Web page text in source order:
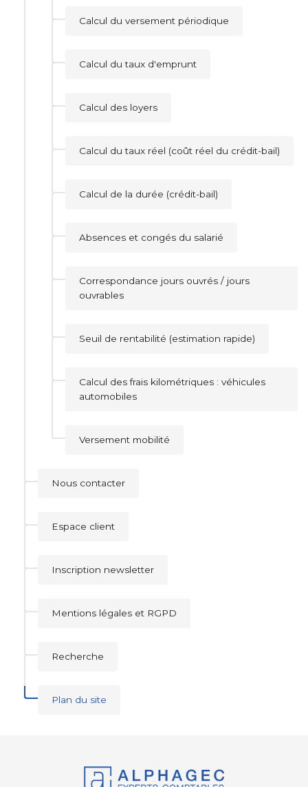
Calcul du versement périodique
Calcul du taux d'emprunt
Calcul des loyers
Calcul du taux réel (coût réel du crédit-bail)
Calcul de la durée (crédit-bail)
Absences et congés du salarié
Correspondance jours ouvrés / jours
ouvrables
Seuil de rentabilité (estimation rapide)
Calcul des frais kilométriques : véhicules
automobiles
Versement mobilité
Nous contacter
Espace client
Inscription newsletter
Mentions légales et RGPD
Recherche
Plan du site